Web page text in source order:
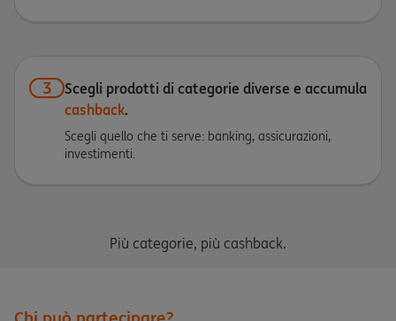
3
Scegli prodotti di categorie diverse e accumula
cashback.
Scegli quello che ti serve: banking, assicurazioni,
investimenti.
Più categorie, più cashback.